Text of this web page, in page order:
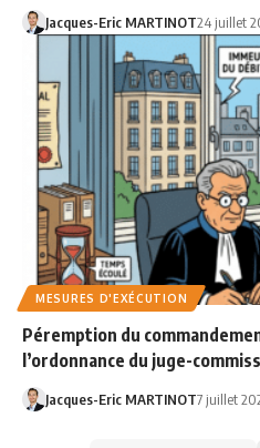
Jacques-Eric MARTINOT24 juillet
MESURES D'EXÉCUTION
Péremption du
l’ordonnance du juge-
Jacques-Eric MARTINOT7 juillet